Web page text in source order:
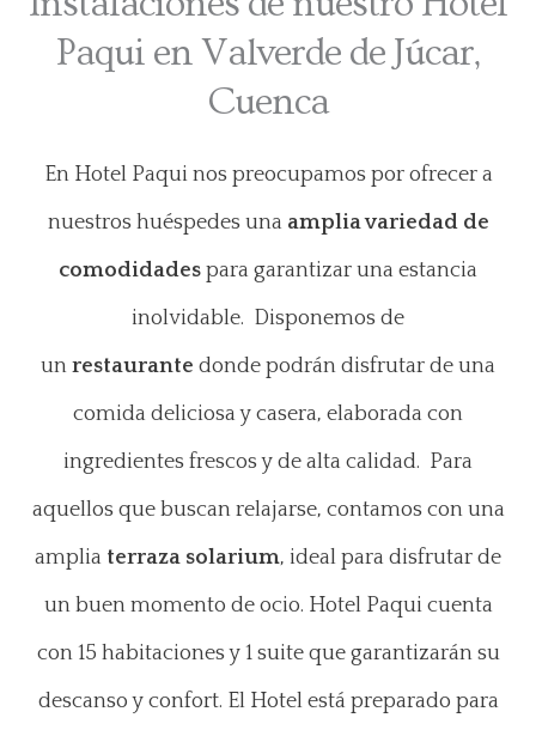
Paqui en Valverde de Júcar,
Cuenca
En Hotel Paqui nos preocupamos por ofrecer a
nuestros huéspedes una amplia variedad de
comodidades para garantizar una estancia
inolvidable. Disponemos de
un restaurante donde podrán disfrutar de una
comida deliciosa y casera, elaborada con
ingredientes frescos y de alta calidad. Para
aquellos que buscan relajarse, contamos con una
amplia terraza solarium, ideal para disfrutar de
un buen momento de ocio. Hotel Paqui cuenta
con 15 habitaciones y 1 suite que garantizarán su
descanso y confort. El Hotel está preparado para